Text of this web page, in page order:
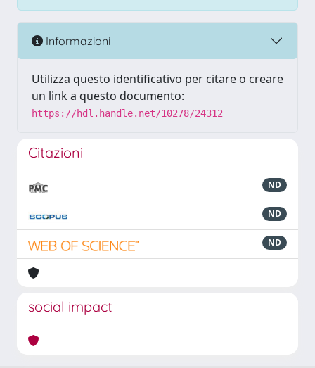
Informazioni
Utilizza questo identificativo per citare o creare
un link a questo documento:
https://hdl.handle.net/10278/24312
Citazioni
ND
ND
ND
social impact